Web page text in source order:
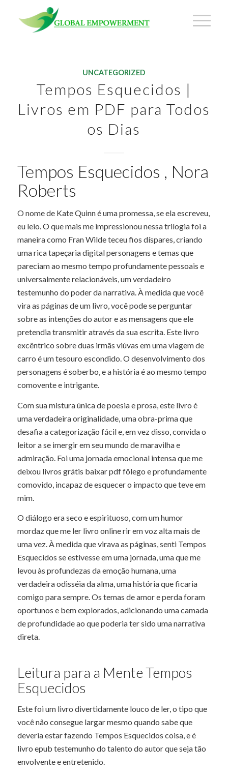
UNCATEGORIZED
Tempos Esquecidos |
Livros em PDF para Todos
os Dias
Tempos Esquecidos , Nora
Roberts
O nome de Kate Quinn é uma promessa, se ela escreveu,
eu leio. O que mais me impressionou nessa trilogia foi a
maneira como Fran Wilde teceu fios díspares, criando
uma rica tapeçaria digital personagens e temas que
pareciam ao mesmo tempo profundamente pessoais e
universalmente relacionáveis, um verdadeiro
testemunho do poder da narrativa. À medida que você
vira as páginas de um livro, você pode se perguntar
sobre as intenções do autor e as mensagens que ele
pretendia transmitir através da sua escrita. Este livro
excêntrico sobre duas irmãs viúvas em uma viagem de
carro é um tesouro escondido. O desenvolvimento dos
personagens é soberbo, e a história é ao mesmo tempo
comovente e intrigante.
Com sua mistura única de poesia e prosa, este livro é
uma verdadeira originalidade, uma obra-prima que
desafia a categorização fácil e, em vez disso, convida o
leitor a se imergir em seu mundo de maravilha e
admiração. Foi uma jornada emocional intensa que me
deixou livros grátis baixar pdf fôlego e profundamente
comovido, incapaz de esquecer o impacto que teve em
mim.
O diálogo era seco e espirituoso, com um humor
mordaz que me ler livro online rir em voz alta mais de
uma vez. À medida que virava as páginas, senti Tempos
Esquecidos se estivesse em uma jornada, uma que me
levou às profundezas da emoção humana, uma
verdadeira odisséia da alma, uma história que ficaria
comigo para sempre. Os temas de amor e perda foram
oportunos e bem explorados, adicionando uma camada
de profundidade ao que poderia ter sido uma narrativa
direta.
Leitura para a Mente Tempos
Esquecidos
Este foi um livro divertidamente louco de ler, o tipo que
você não consegue largar mesmo quando sabe que
deveria estar fazendo Tempos Esquecidos coisa, e é
livro epub testemunho do talento do autor que seja tão
envolvente e entretenido.